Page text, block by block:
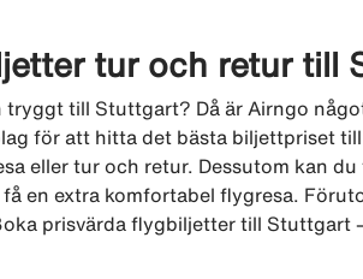
tur och retur till
till Stuttgart? Då är Airngo
för att hitta det bästa biljettpriset
eller tur och retur. Dessutom kan
en extra komfortabel flygresa.
prisvärda flygbiljetter till Stuttgart